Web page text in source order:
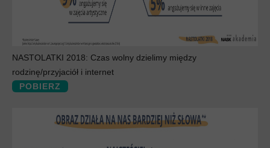
NASTOLATKI 2018: Czas wolny dzielimy między
rodzinę/przyjaciół i internet
POBIERZ